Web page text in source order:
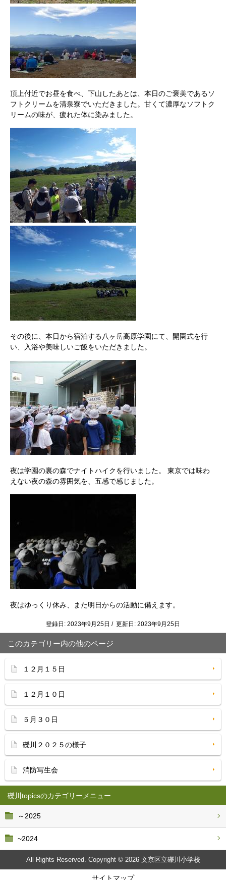
礫川topics
～2025
~2024
頂上付近でお昼を食べ、下山したあとは、本日のご褒美であるソ
フトクリームを清泉寮でいただきました。甘くて濃厚なソフトク
リームの味が、疲れた体に染みました。
その後に、本日から宿泊する八ヶ岳高原学園にて、開園式を行
い、入浴や美味しいご飯をいただきました。
夜は学園の裏の森でナイトハイクを行いました。 東京では味わ
えない夜の森の雰囲気を、五感で感じました。
夜はゆっくり休み、また明日からの活動に備えます。
登録日: 2023年9月25日 / 更新日: 2023年9月25日
このカテゴリー内の他のページ
１２月１５日
１２月１０日
５月３０日
礫川２０２５の様子
消防写生会
All Rights Reserved. Copyright © 2026 文京区立礫川小学校
サイトマップ